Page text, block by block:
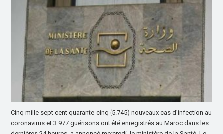
Cinq mille sept cent quarante-cinq (5.745) nouveaux cas d’infection au
coronavirus et 3.977 guérisons ont été enregistrés au Maroc dans les